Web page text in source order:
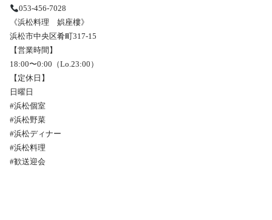
053-456-7028
《浜松料理 娯座樓》
浜松市中央区肴町317-15
【営業時間】
18:00〜0:00（Lo.23:00）
【定休日】
日曜日
#浜松個室
#浜松野菜
#浜松ディナー
#浜松料理
#歓送迎会